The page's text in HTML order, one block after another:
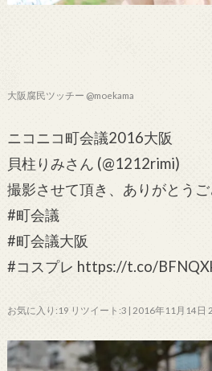
大阪腐民ツッチー @moekama
ニコニコ町会議2016大阪
貝柱りみさん (@1212rimi)
撮影させて頂き、ありがとうご
#町会議
#町会議大阪
#コスプレ https://t.co/
お気に入り:19 リツイート:3 | 2016年11月14日